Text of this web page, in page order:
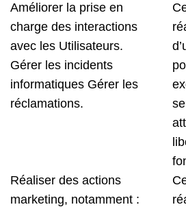
Améliorer la prise en
charge des interactions
avec les Utilisateurs.
Gérer les incidents
informatiques Gérer les
réclamations.
Réaliser des actions
marketing, notamment :